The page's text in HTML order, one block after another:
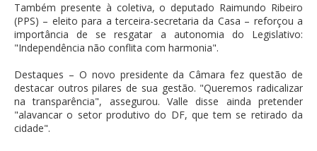
Também presente à coletiva, o deputado Raimundo Ribeiro
(PPS) – eleito para a terceira-secretaria da Casa – reforçou a
importância de se resgatar a autonomia do Legislativo:
"Independência não conflita com harmonia".
Destaques – O novo presidente da Câmara fez questão de
destacar outros pilares de sua gestão. "Queremos radicalizar
na transparência", assegurou. Valle disse ainda pretender
"alavancar o setor produtivo do DF, que tem se retirado da
cidade".